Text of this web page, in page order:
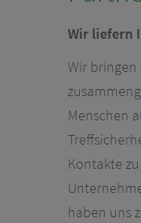
Wir liefern
Wir bringen
Menschen
Kontakte
haben uns